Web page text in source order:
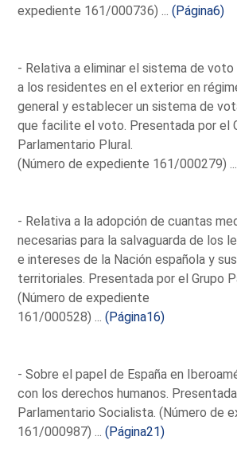
expediente 161/000736) ...(Página6)
- Relativa a eliminar el sistema de
a los residentes en el exterior en
general y establecer un sistema de
que facilite el voto. Presentada por el
Parlamentario Plural.
(Número de expediente 161/000279)
- Relativa a la adopción de cuantas
necesarias para la salvaguarda de los
e intereses de la Nación española y
territoriales. Presentada por el Grupo
(Número de expediente
161/000528) ...(Página16)
- Sobre el papel de España en
con los derechos humanos.
Parlamentario Socialista. (Número de
161/000987) ...(Página21)